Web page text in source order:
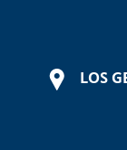
LOS